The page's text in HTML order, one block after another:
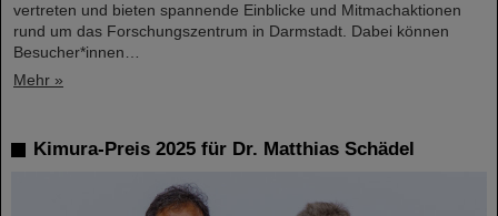
vertreten und bieten spannende Einblicke und Mitmachaktionen
rund um das Forschungszentrum in Darmstadt. Dabei können
Besucher*innen…
Mehr »
Kimura-Preis 2025 für Dr. Matthias Schädel